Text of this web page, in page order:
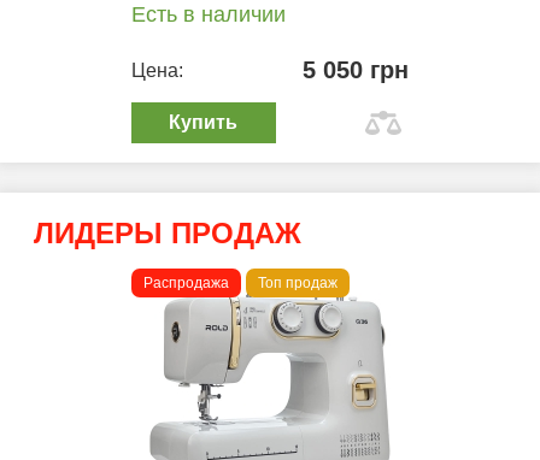
Есть в наличии
Цена: 5 050 грн
Купить
ЛИДЕРЫ ПРОДАЖ
Распродажа Топ продаж